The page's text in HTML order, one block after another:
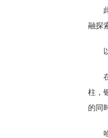
融探
柱，
的同